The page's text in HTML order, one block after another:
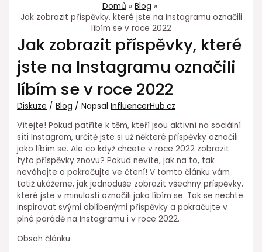
Domů
Blog
Jak zobrazit příspěvky, které jste na Instagramu označili
líbím se v roce 2022
Jak zobrazit příspěvky, které
jste na Instagramu označili
líbím se v roce 2022
Diskuze /Blog / NapsalInfluencerHub.cz
Vítejte! Pokud patříte k těm, kteří jsou aktivní na sociální
síti Instagram, určitě jste si už některé příspěvky označili
jako líbím se. Ale co když chcete v roce 2022 zobrazit
tyto příspěvky znovu? Pokud nevíte, jak na to, tak
neváhejte a pokračujte ve čtení! V tomto článku vám
totiž ukážeme, jak jednoduše zobrazit všechny příspěvky,
které jste v minulosti označili jako líbím se. Tak se nechte
inspirovat svými oblíbenými příspěvky a pokračujte v
plné parádě na Instagramu i v roce 2022.
Obsah článku